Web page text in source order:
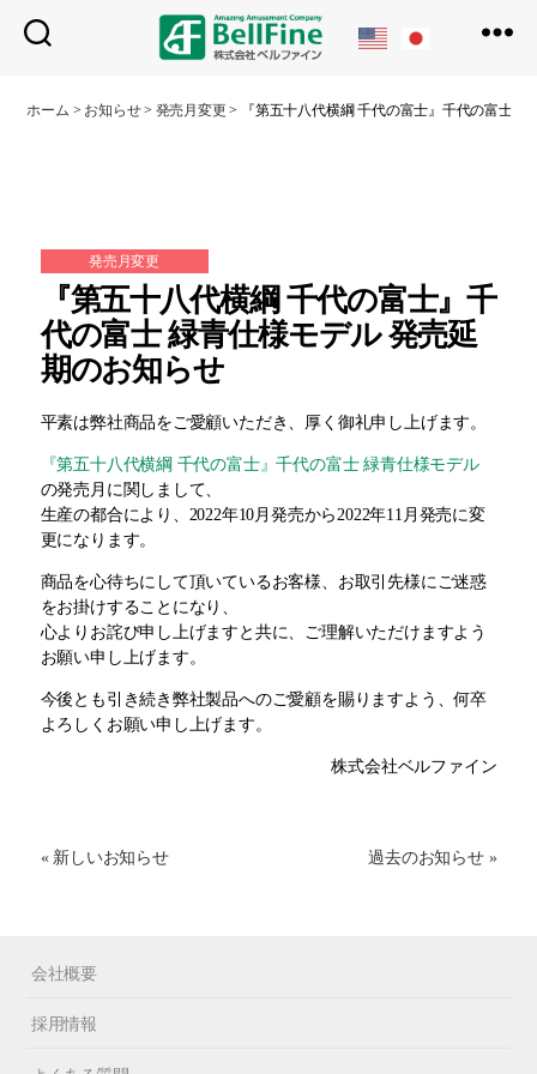
フ
ホーム > お知らせ> 発売月変更 > 『第五十八代横綱 千代の富士』千代の富士
発売月変更
『第五十八代横綱 千代の富士』千
代の富士 緑青仕様モデル 発売延
期のお知らせ
平素は弊社商品をご愛顧いただき、厚く御礼申し上げます。
『第五十八代横綱 千代の富士』千代の富士 緑青仕様モデル
の発売月に関しまして、
生産の都合により、2022年10月発売から2022年11月発売に変
更になります。
商品を心待ちにして頂いているお客様、お取引先様にご迷惑
をお掛けすることになり、
心よりお詫び申し上げますと共に、ご理解いただけますよう
お願い申し上げます。
今後とも引き続き弊社製品へのご愛顧を賜りますよう、何卒
よろしくお願い申し上げます。
株式会社ベルファイン
« 新しいお知らせ 過去のお知らせ »
会社概要
採用情報